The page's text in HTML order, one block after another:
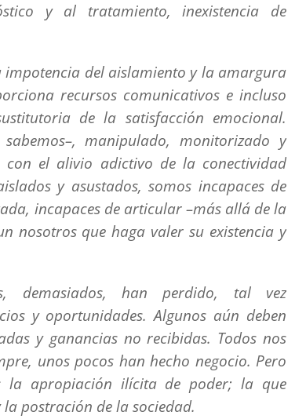
y al tratamiento, inexistencia de
del aislamiento y la amargura
recursos comunicativos e incluso
de la satisfacción emocional.
manipulado, monitorizado y
el alivio adictivo de la conectividad
y asustados, somos incapaces de
incapaces de articular –más allá de la
nosotros que haga valer su existencia y
demasiados, han perdido, tal vez
y oportunidades. Algunos aún deben
y ganancias no recibidas. Todos nos
unos pocos han hecho negocio. Pero
la apropiación ilícita de poder; la que
postración de la sociedad.